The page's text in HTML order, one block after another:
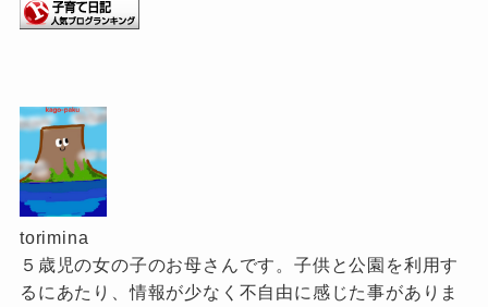
torimina
５歳児の女の子のお母さんです。子供と公園を利用す
るにあたり、情報が少なく不自由に感じた事がありま